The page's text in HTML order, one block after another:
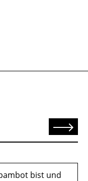
Senden
bist und